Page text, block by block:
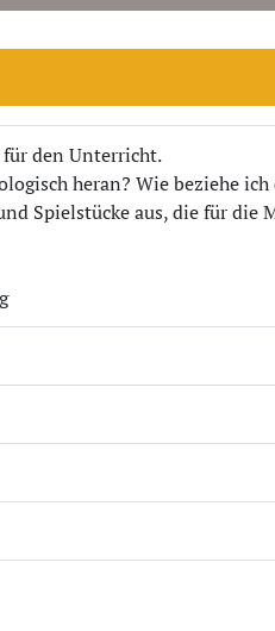
den Unterricht.
heran? Wie beziehe ich
Spielstücke aus, die für die